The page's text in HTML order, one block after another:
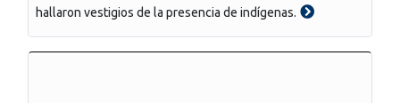
hallaron vestigios de la presencia de indígenas.